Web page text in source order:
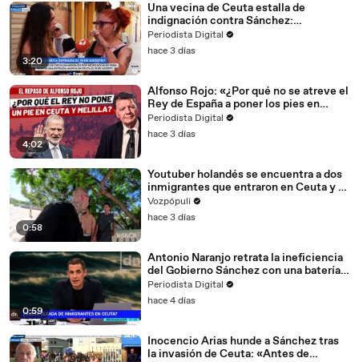
3:20
Una vecina de Ceuta estalla de
indignación contra Sánchez:
«Sinvergüenza, ha abandonado a su
país»
Periodista Digital
hace 3 días
4:02
Alfonso Rojo: «¿Por qué no se atreve el
Rey de España a poner los pies en
Ceuta y Melilla?»
Periodista Digital
hace 3 días
0:58
Youtuber holandés se encuentra a dos
inmigrantes que entraron en Ceuta y le
dicen: "Que le jodan a Europa"
Vozpópuli
hace 3 días
0:59
Antonio Naranjo retrata la ineficiencia
del Gobierno Sánchez con una batería
de preguntas sobre Ceuta
Periodista Digital
hace 4 días
Inocencio Arias hunde a Sánchez tras
la invasión de Ceuta: «Antes de